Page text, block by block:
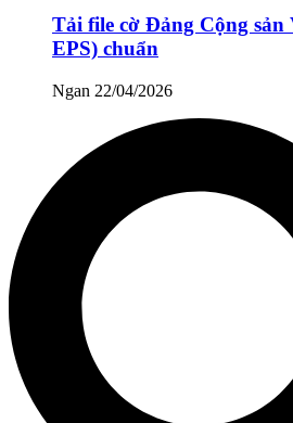
Tải file cờ Đảng Cộng sản
EPS) chuẩn
Ngan 22/04/2026